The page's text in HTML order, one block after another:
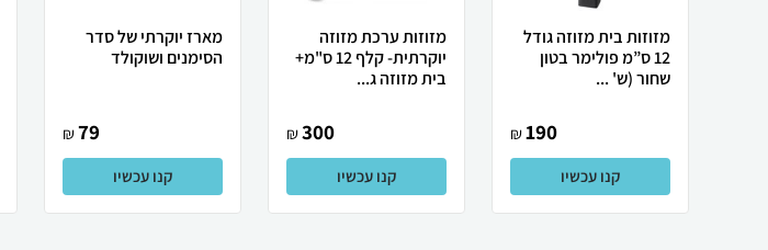
מזוזות בית מזוזה גודל
12 ס”מ פולימר בטון
שחור (ש' ...
190
₪
קנו עכשיו
מזוזות ערכת מזוזה
יוקרתית- קלף 12 ס"מ+
בית מזוזה ג...
300
₪
קנו עכשיו
מארז יוקרתי של סדר
הסימנים ושוקולד
79
₪
קנו עכשיו